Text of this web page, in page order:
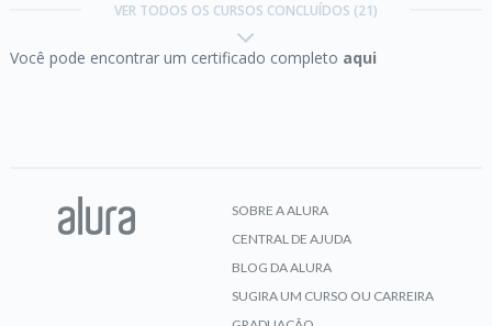
VER TODOS OS CURSOS CONCLUÍDOS (21)
Você pode encontrar um certificado completo aqui
SOBRE A ALURA
CENTRAL DE AJUDA
BLOG DA ALURA
SUGIRA UM CURSO OU CARREIRA